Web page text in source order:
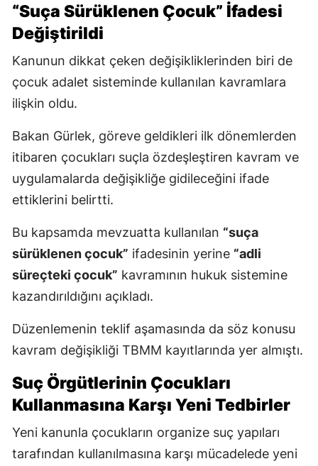
“Suça Sürüklenen Çocuk” İfadesi
Değiştirildi
Kanunun dikkat çeken değişikliklerinden biri de
çocuk adalet sisteminde kullanılan kavramlara
ilişkin oldu.
Bakan Gürlek, göreve geldikleri ilk dönemlerden
itibaren çocukları suçla özdeşleştiren kavram ve
uygulamalarda değişikliğe gidileceğini ifade
ettiklerini belirtti.
Bu kapsamda mevzuatta kullanılan “suça
sürüklenen çocuk” ifadesinin yerine “adli
süreçteki çocuk” kavramının hukuk sistemine
kazandırıldığını açıkladı.
Düzenlemenin teklif aşamasında da söz konusu
kavram değişikliği TBMM kayıtlarında yer almıştı.
Suç Örgütlerinin Çocukları
Kullanmasına Karşı Yeni Tedbirler
Yeni kanunla çocukların organize suç yapıları
tarafından kullanılmasına karşı mücadelede yeni